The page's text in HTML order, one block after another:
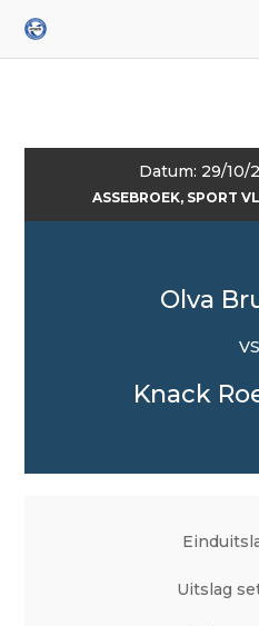
Datum: 29/10/
ASSEBROEK, SPORT
Olva
VS
Knack
Uitslag